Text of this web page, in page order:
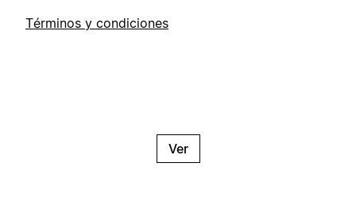
Términos y condiciones
Ver